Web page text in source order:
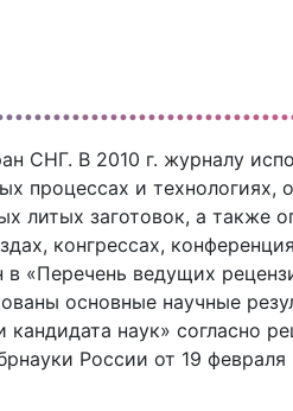
СНГ. В 2010 г. журналу
процессах и технологиях,
литых заготовок, а также
конгрессах,
«Перечень ведущих
основные научные
наук» согласно
России от 19